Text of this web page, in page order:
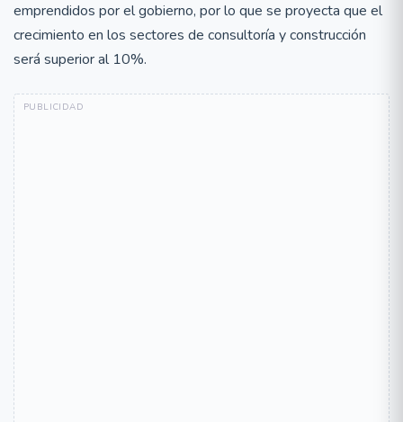
emprendidos por el gobierno, por lo que se proyecta que el
crecimiento en los sectores de consultoría y construcción
será superior al 10%.